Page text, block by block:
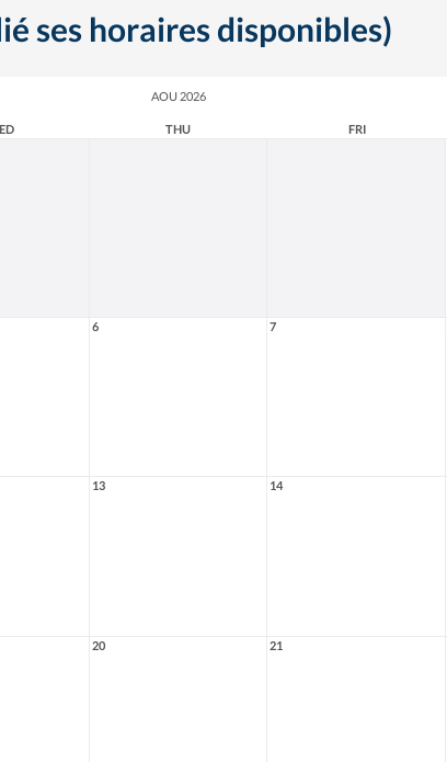
ses horaires disponibles)
AOU 2026
THU FRI
6 7
13 14
20 21